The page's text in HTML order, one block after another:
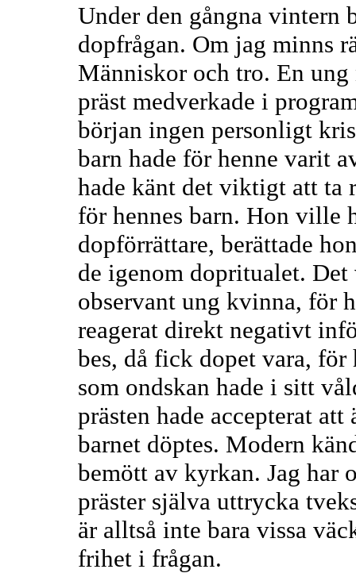
Under den gångna vintern
dopfrågan. Om jag minns
Människor och tro. En
präst medverkade i
början ingen personligt
barn hade för henne varit
hade känt det viktigt att ta
för hennes barn. Hon ville
dopförrättare, berättade
de igenom dopritualet.
observant ung kvinna, för
reagerat direkt negativt
bes, då fick dopet vara,
som ondskan hade i sitt
prästen hade accepterat
barnet döptes. Modern
bemött av kyrkan. Jag har
präster själva uttrycka
är alltså inte bara vissa
frihet i frågan.